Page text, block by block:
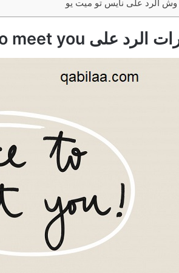
وش الرد على نايس تو ميت يو
الرد على meet you